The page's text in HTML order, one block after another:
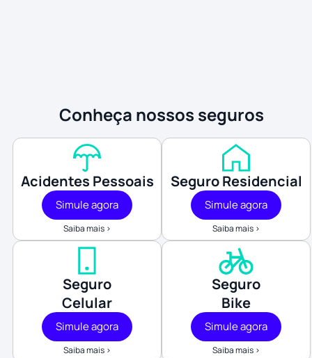
Conheça nossos seguros
Acidentes Pessoais
Simule agora
Saiba mais >
Seguro Residencial
Simule agora
Saiba mais >
Seguro
Celular
Simule agora
Saiba mais >
Seguro
Bike
Simule agora
Saiba mais >